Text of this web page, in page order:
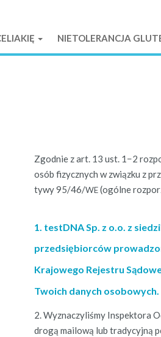
NIETOLERANCJA
Zgod­nie z art. 13 ust. 1−2
osób fizy­cznych w związku z
ty­wy 95/46/WE(ogólne
1. testDNASp. z o.o. z
przedsiębiorców
Krajowego Rejestru
Twoich danych osobowych.
2. Wyz­naczyliśmy Inspek­to­ra
drogą mailową lub trady­cyjną